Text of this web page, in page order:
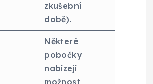
zkušební
době).
Některé
pobočky
nabízejí